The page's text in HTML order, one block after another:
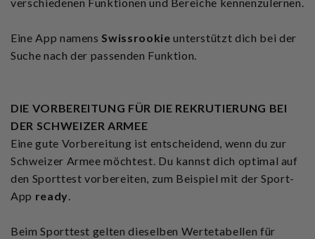
verschiedenen Funktionen und Bereiche kennenzulernen.
Eine App namensSwissrookie unterstützt dich bei der
Suche nach der passenden Funktion.
DIE VORBEREITUNG FÜR DIE REKRUTIERUNG BEI
DER SCHWEIZER ARMEE
Eine gute Vorbereitung ist entscheidend, wenn du zur
Schweizer Armee möchtest. Du kannst dich optimal auf
den Sporttest vorbereiten, zum Beispiel mit der Sport-
App ready.
Beim Sporttest gelten dieselben Wertetabellen für